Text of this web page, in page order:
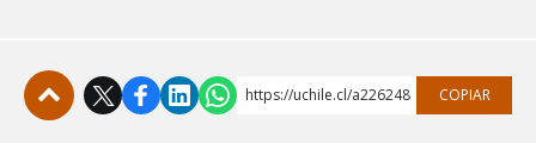
https://uchile.cl/a226248 COPIAR